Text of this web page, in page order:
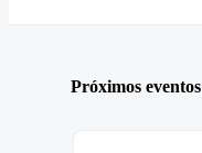
Próximos eventos